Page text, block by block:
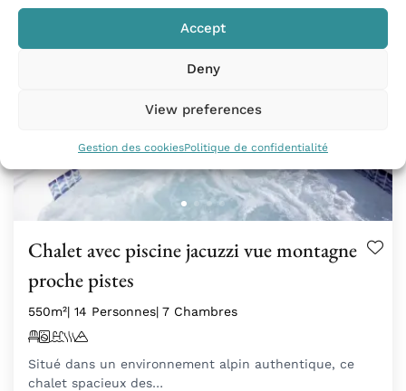
Accept
Deny
View preferences
Gestion des cookiesPolitique de confidentialité
Chalet avec piscine jacuzzi vue montagne
proche pistes
550m²| 14 Personnes| 7 Chambres
Situé dans un environnement alpin authentique, ce
chalet spacieux des…